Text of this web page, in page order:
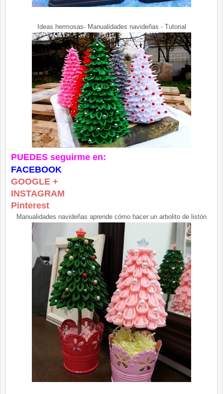
Ideas hermosas- Manualidades navideñas - Tutorial
PUEDES seguirme en:
FACEBOOK
GOOGLE +
INSTAGRAM
Pinterest
Manualidades navideñas aprende cómo hacer un arbolito de listón